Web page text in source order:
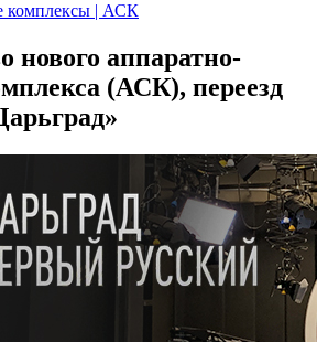
комплексы | АСК
нового аппаратно-
(АСК), переезд